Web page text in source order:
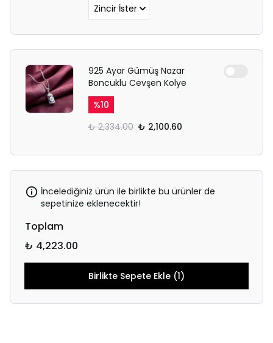
925 Ayar Gümüş Nazar
Boncuklu Cevşen Kolye
%10
₺ 2,334.00 ₺ 2,100.60
İncelediğiniz ürün ile birlikte bu ürünler de
sepetinize eklenecektir!
Toplam
₺ 4,223.00
Birlikte Sepete Ekle (1)